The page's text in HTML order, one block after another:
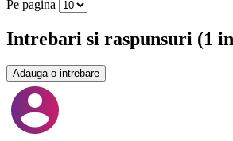
Pe pagina
Intrebari si raspunsuri (1
Adauga o intrebare